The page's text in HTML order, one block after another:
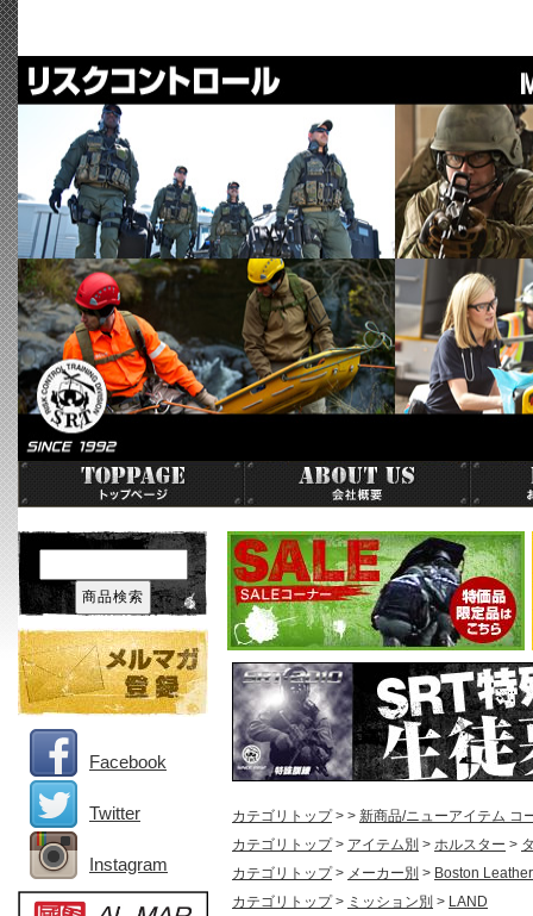
カテゴリトップ> > 新商品/ニューアイテム コ
カテゴリトップ> アイテム別 > ホルスター >
カテゴリトップ> メーカー別 > Boston Leather
カテゴリトップ> ミッション別 > LAND
Facebook
Twitter
Instagram